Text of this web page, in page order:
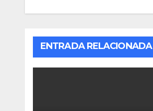
ENTRADA RELACIONADA